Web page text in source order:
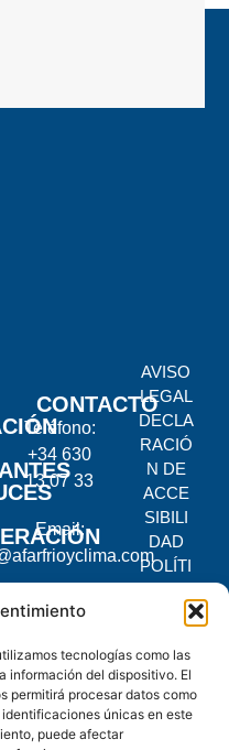
tecnologías como las
información del dispositivo. El
permitirá procesar datos como
únicas en este
puede afectar
CONTACTO
Teléfono:
+34 630
13 07 33
Email:
C.
2, 14900
Lucena,
Córdoba
AVISO
LEGAL
DECLA
RACIÓ
N DE
ACCE
SIBILI
DAD
POLÍTI
PRIVA
POLÍTI
CA DE
COOKI